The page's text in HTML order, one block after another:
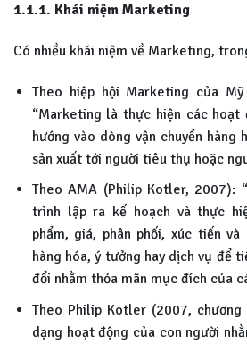
1.1.1. Khái niệm Marketing
Có nhiều khái niệm về Marketing,
Theo hiệp hội Marketing của
“Marketing là thực hiện các hoạt
hướng vào dòng vận chuyển hàng
sản xuất tới người tiêu thụ hoặc
Theo AMA (Philip Kotler, 2007):
trình lập ra kế hoạch và thực
phẩm, giá, phân phối, xúc tiến
hàng hóa, ý tưởng hay dịch vụ để
đổi nhằm thỏa mãn mục đích của
Theo Philip Kotler (2007,
dạng hoạt động của con người